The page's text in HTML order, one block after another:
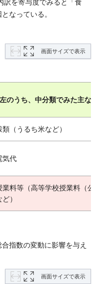
訳を寄与度でみると「食
なっている。
画面サイズで表示
左のうち、中分類でみた主な
類（うるち米など）
気代
業料等（高等学校授業料（公
ど）
指数の変動に影響を与え
画面サイズで表示